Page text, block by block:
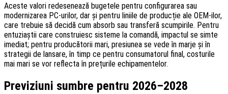
Aceste valori redesenează bugetele pentru configurarea sau
modernizarea PC-urilor, dar și pentru liniile de producție ale OEM-ilor,
care trebuie să decidă cum absorb sau transferă scumpirile. Pentru
entuziaștii care construiesc sisteme la comandă, impactul se simte
imediat; pentru producătorii mari, presiunea se vede în marje și în
strategii de lansare, în timp ce pentru consumatorul final, costurile
mai mari se vor reflecta în prețurile echipamentelor.
Previziuni sumbre pentru 2026–2028